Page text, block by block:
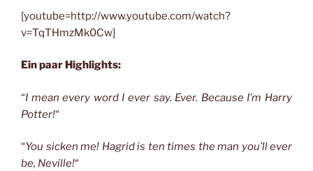
[youtube=http://www.youtube.com/watch?
v=TqTHmzMk0Cw]
Ein paar Highlights:
“I mean every word I ever say. Ever. Because I’m Harry
Potter!“
“You sicken me! Hagrid is ten times the man you’ll ever
be, Neville!“